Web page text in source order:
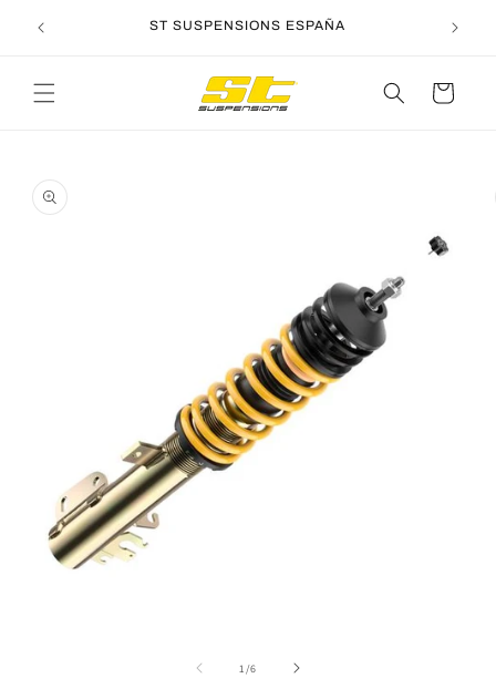
directamente
ST SUSPENSIONS ESPAÑA
Carrito
a la
información
1 /de
6